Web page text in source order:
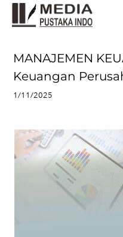
MANAJEMEN
Keuangan
1/11/2025